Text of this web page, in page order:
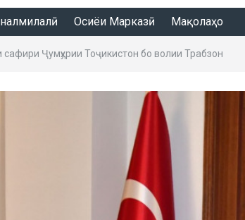
Осиёи Марказӣ Мақолаҳо
сафири Ҷумҳурии Тоҷикистон бо волии Трабзон